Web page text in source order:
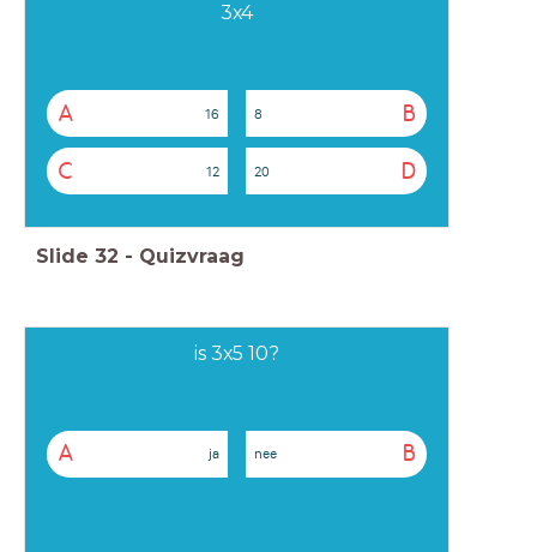
3x4
A 16 B
8
C 12 D
20
Slide 32 - Quizvraag
is 3x5 10?
A ja B
nee